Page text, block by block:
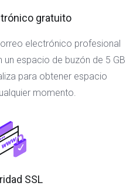
gratuito
electrónico profesional
espacio de buzón de 5 GB
para obtener espacio
momento.
SSL